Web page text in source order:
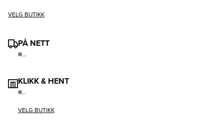
VELG BUTIKK
PÅ NETT
...
KLIKK & HENT
..
VELG BUTIKK